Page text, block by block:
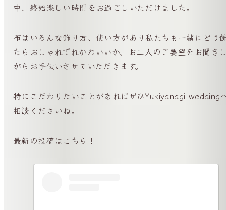
中、終始楽しい時間をお過ごしいただけました。
布はいろんな飾り方、使い方があり私たちも一緒にどう
たらおしゃれでれかわいいか、お二人のご要望をお聞き
がらお手伝いさせていただきます。
特にこだわりたいことがあればぜひYukiyanagi wedding
相談くださいね。
最新の投稿はこちら！